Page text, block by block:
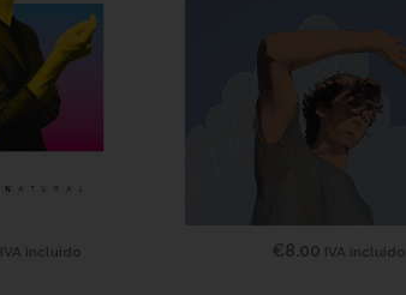
IVA incluido €8.00 IVA incluido